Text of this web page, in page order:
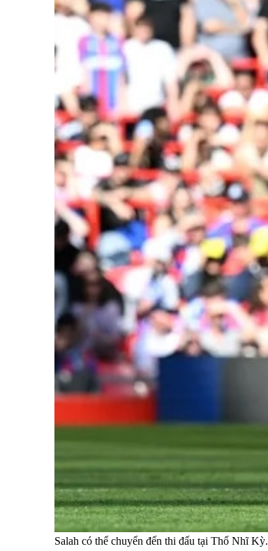
Salah có thể chuyển đến thi đấu tại Thổ Nhĩ Kỳ.